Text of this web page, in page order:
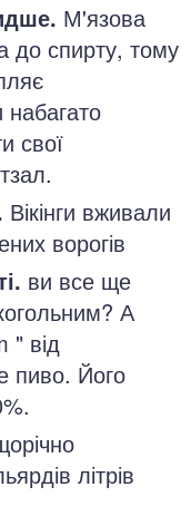
М'язова
до спирту, тому
свої
Вікінги вживали
ворогів
ви все ще
А
" від
пиво. Його
літрів